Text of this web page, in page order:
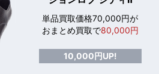
単品買取価格70,000円が
おまとめ買取で80,000円
10,000円UP!